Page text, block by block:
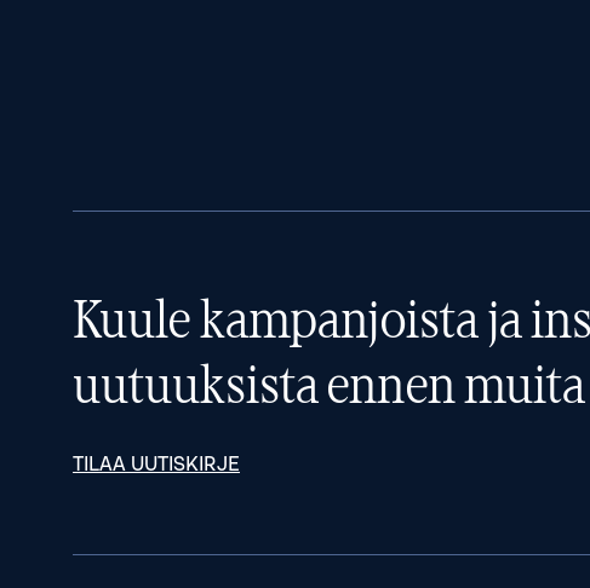
Kuule kampanjoista ja
uutuuksista ennen muita
TILAA UUTISKIRJE